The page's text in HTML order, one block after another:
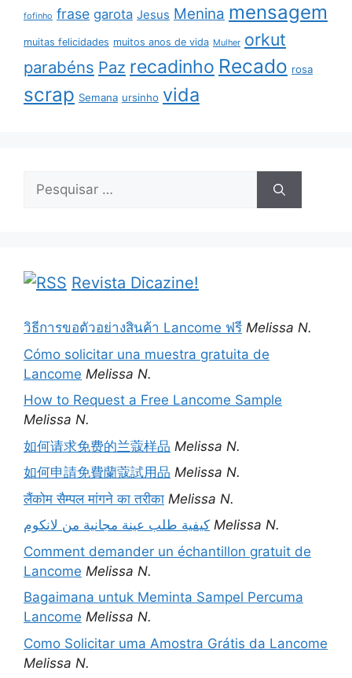
fofinho frase garota Jesus Menina mensagem
muitas felicidades muitos anos de vida Mulher orkut
parabéns Paz recadinho Recado rosa
scrap Semana ursinho vida
Pesquisar
Revista Dicazine!
วิธีการขอตัวอย่างสินค้า Lancome ฟรี Melissa N.
Cómo solicitar una muestra gratuita de
Lancome Melissa N.
How to Request a Free Lancome Sample
Melissa N.
如何请求免费的兰蔻样品 Melissa N.
如何申請免費蘭蔻試用品 Melissa N.
लैंकोम सैम्पल मांगने का तरीका Melissa N.
كيفية طلب عينة مجانية من لانكوم Melissa N.
Comment demander un échantillon gratuit de
Lancome Melissa N.
Bagaimana untuk Meminta Sampel Percuma
Lancome Melissa N.
Como Solicitar uma Amostra Grátis da Lancome
Melissa N.